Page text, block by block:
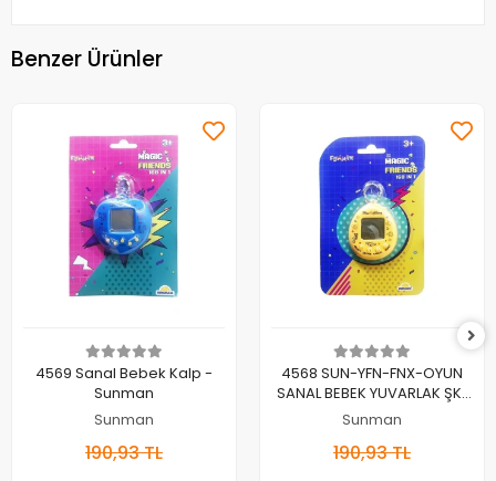
Benzer Ürünler
Sepete Ekle
4569 Sanal Bebek Kalp -
Sunman
Sunman
190,93 TL
Sepete Ekle
4568 SUN-YFN-FNX-OYUN
SANAL BEBEK YUVARLAK ŞKL
KRTL 4A
Sunman
190,93 TL